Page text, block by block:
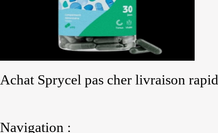
Achat Sprycel pas cher livraison
Navigation :